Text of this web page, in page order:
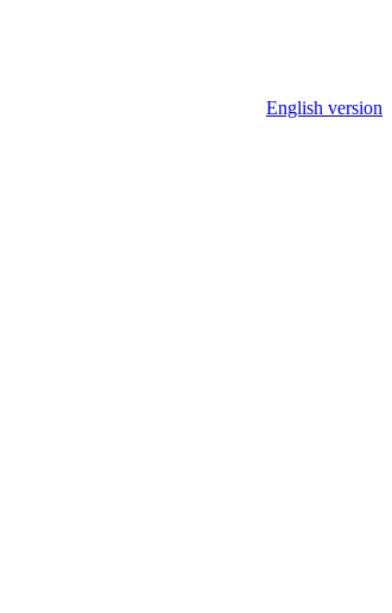
English version